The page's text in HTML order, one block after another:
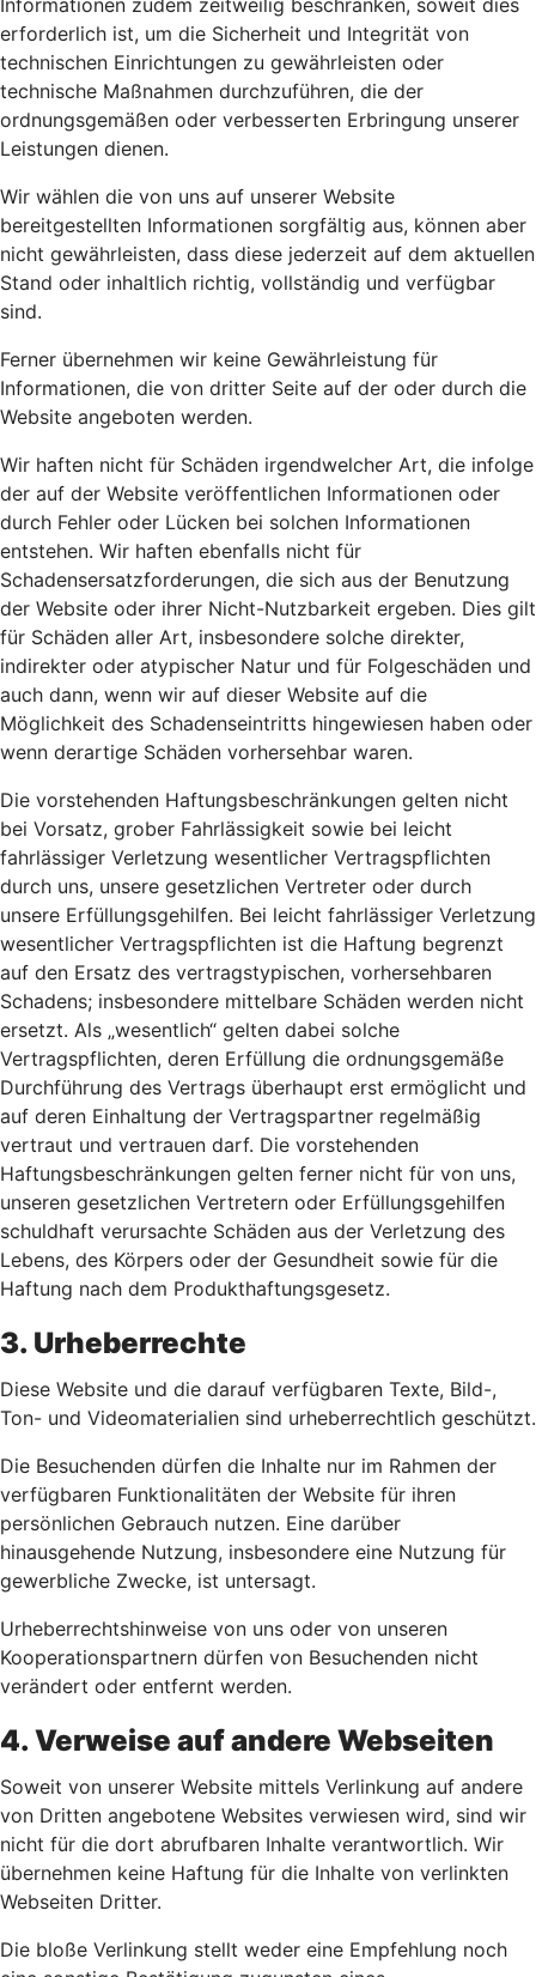
Informationen zudem zeitweilig beschränken, soweit dies
erforderlich ist, um die Sicherheit und Integrität von
technischen Einrichtungen zu gewährleisten oder
technische Maßnahmen durchzuführen, die der
ordnungsgemäßen oder verbesserten Erbringung unserer
Leistungen dienen.
Wir wählen die von uns auf unserer Website
bereitgestellten Informationen sorgfältig aus, können aber
nicht gewährleisten, dass diese jederzeit auf dem aktuellen
Stand oder inhaltlich richtig, vollständig und verfügbar
sind.
Ferner übernehmen wir keine Gewährleistung für
Informationen, die von dritter Seite auf der oder durch die
Website angeboten werden.
Wir haften nicht für Schäden irgendwelcher Art, die infolge
der auf der Website veröffentlichen Informationen oder
durch Fehler oder Lücken bei solchen Informationen
entstehen. Wir haften ebenfalls nicht für
Schadensersatzforderungen, die sich aus der Benutzung
der Website oder ihrer Nicht-Nutzbarkeit ergeben. Dies gilt
für Schäden aller Art, insbesondere solche direkter,
indirekter oder atypischer Natur und für Folgeschäden und
auch dann, wenn wir auf dieser Website auf die
Möglichkeit des Schadenseintritts hingewiesen haben oder
wenn derartige Schäden vorhersehbar waren.
Die vorstehenden Haftungsbeschränkungen gelten nicht
bei Vorsatz, grober Fahrlässigkeit sowie bei leicht
fahrlässiger Verletzung wesentlicher Vertragspflichten
durch uns, unsere gesetzlichen Vertreter oder durch
unsere Erfüllungsgehilfen. Bei leicht fahrlässiger Verletzung
wesentlicher Vertragspflichten ist die Haftung begrenzt
auf den Ersatz des vertragstypischen, vorhersehbaren
Schadens; insbesondere mittelbare Schäden werden nicht
ersetzt. Als „wesentlich“ gelten dabei solche
Vertragspflichten, deren Erfüllung die ordnungsgemäße
Durchführung des Vertrags überhaupt erst ermöglicht und
auf deren Einhaltung der Vertragspartner regelmäßig
vertraut und vertrauen darf. Die vorstehenden
Haftungsbeschränkungen gelten ferner nicht für von uns,
unseren gesetzlichen Vertretern oder Erfüllungsgehilfen
schuldhaft verursachte Schäden aus der Verletzung des
Lebens, des Körpers oder der Gesundheit sowie für die
Haftung nach dem Produkthaftungsgesetz.
3. Urheberrechte
Diese Website und die darauf verfügbaren Texte, Bild-,
Ton- und Videomaterialien sind urheberrechtlich geschützt.
Die Besuchenden dürfen die Inhalte nur im Rahmen der
verfügbaren Funktionalitäten der Website für ihren
persönlichen Gebrauch nutzen. Eine darüber
hinausgehende Nutzung, insbesondere eine Nutzung für
gewerbliche Zwecke, ist untersagt.
Urheberrechtshinweise von uns oder von unseren
Kooperationspartnern dürfen von Besuchenden nicht
verändert oder entfernt werden.
4. Verweise auf andere Webseiten
Soweit von unserer Website mittels Verlinkung auf andere
von Dritten angebotene Websites verwiesen wird, sind wir
nicht für die dort abrufbaren Inhalte verantwortlich. Wir
übernehmen keine Haftung für die Inhalte von verlinkten
Webseiten Dritter.
Die bloße Verlinkung stellt weder eine Empfehlung noch